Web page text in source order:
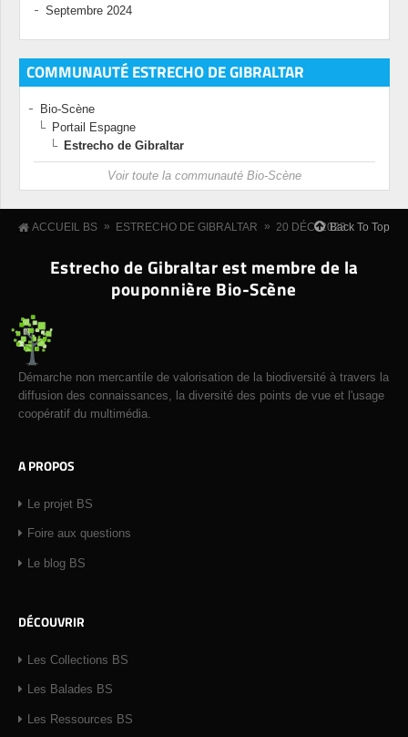
Septembre 2024
COMMUNAUTÉ ESTRECHO DE GIBRALTAR
Bio-Scène
Portail Espagne
Estrecho de Gibraltar
Voir toute la communauté Bio-Scène
ACCUEIL BS » ESTRECHO DE GIBRALTAR » 20 DÉC. 2023Back To Top
Estrecho de Gibraltar est membre de la
pouponnière Bio-Scène
Démarche non mercantile de valorisation de la biodiversité à travers la
diffusion des connaissances, la diversité des points de vue et l'usage
coopératif du multimédia.
A PROPOS
Le projet BS
Foire aux questions
Le blog BS
DÉCOUVRIR
Les Collections BS
Les Balades BS
Les Ressources BS